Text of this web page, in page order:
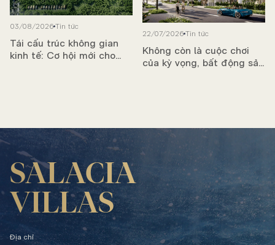
03/08/2026Tin tức
Tái cấu trúc không gian
kinh tế: Cơ hội mới cho
22/07/2026Tin tức
Không còn là cuộc chơi
của kỳ vọng, bất động sản
SALACIA
VILLAS
Địa chỉ